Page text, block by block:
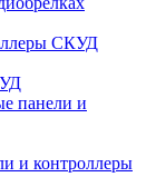
СКУД
панели и
и контроллеры